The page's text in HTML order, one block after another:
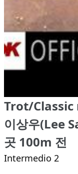
Trot/
이상우(Lee
곳 100m 전
Intermedio 2